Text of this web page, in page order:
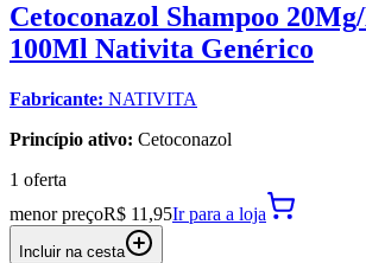
Cetoconazol Shampoo
100Ml Nativita Genérico
Fabricante: NATIVITA
Princípio ativo: Cetoconazol
1 oferta
menor preçoR$ 11,95Ir para a loja
Incluir na cesta